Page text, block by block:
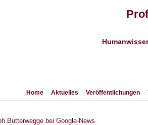
Home Aktuelles Veröffentlichungen
Butterwegge bei Google-News.